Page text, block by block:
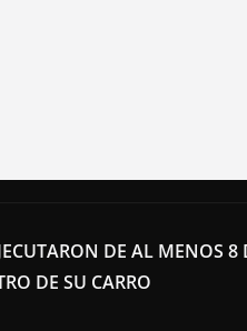
DE AL MENOS 8
DE SU CARRO